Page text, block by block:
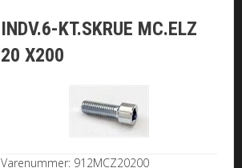
INDV.6-KT.SKRUE MC.ELZ
20 X200
Varenummer: 912MCZ20200